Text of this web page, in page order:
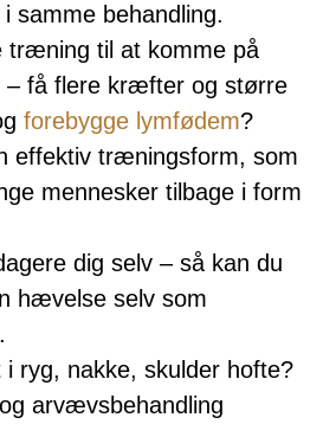
samme behandling.
træning til at komme på
– få flere kræfter og større
forebygge lymfødem?
effektiv træningsform, som
mennesker tilbage i form
dig selv – så kan du
hævelse selv som
i ryg, nakke, skulder hofte?
arvævsbehandling